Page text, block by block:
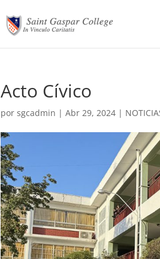
Acto Cívico
porsgcadmin |Abr 29, 2024 |